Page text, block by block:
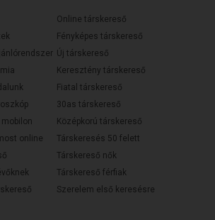
online
Online társkereső
Fényképes társkereső
Új társkereső
Keresztény társkereső
Fiatal társkereső
30as társkereső
Középkorú társkereső
Társkeresés 50 felett
Társkereső nők
Társkereső férfiak
Szerelem első keresésre